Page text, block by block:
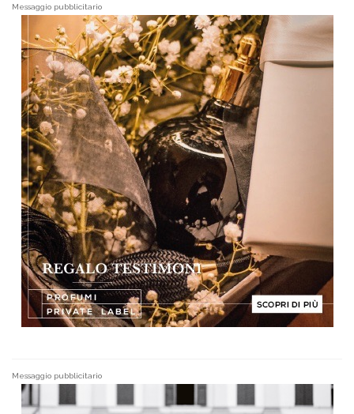
Messaggio pubblicitario
Messaggio pubblicitario